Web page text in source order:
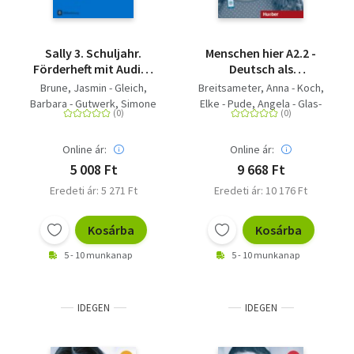
Sally 3. Schuljahr.
Förderheft mit Audio-
CD. Allgemeine
Ausgabe
(Neubearbeitung) -
Lehrwerk für den
Englischunterricht ab
Klasse 3
Brune, Jasmin - Gleich,
Barbara - Gutwerk, Simone
- Schwarz, Sabine -
Lugauer, Marion -
Spangenberg, Anke -
Gleixner-Weyrauch,
Stefanie - Koch, Martina -
Elsner, Daniela
Online ár:
5 008 Ft
Eredeti ár: 5 271 Ft
Kosárba
5 - 10 munkanap
Menschen hier A2.2 -
Deutsch als
Zweitsprache / Paket:
Kursbuch Menschen
und Arbeitsbuch
Audios online
Breitsameter, Anna - Koch,
Elke - Pude, Angela - Glas-
Peters, Sabine -
Specht, Franz
Online ár:
9 668 Ft
Eredeti ár: 10 176 Ft
Kosárba
5 - 10 munkanap
IDEGEN IDEGEN